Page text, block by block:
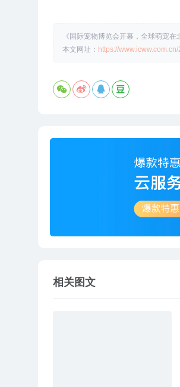
《国际宠物博览会开幕，全球萌宠
本文网址： https://
相关图文